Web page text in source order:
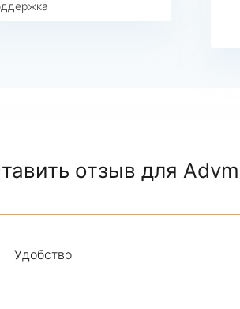
отзыв для
Удобство